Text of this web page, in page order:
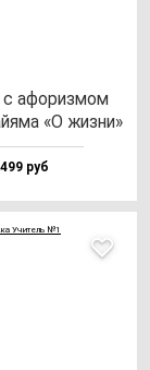
с афо­риз­мом
«О жиз­ни»
499 руб